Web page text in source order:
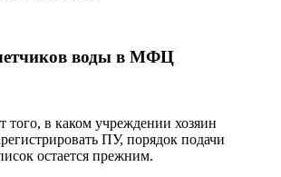
воды в МФЦ
того, в каком учреждении хозяин
ПУ, порядок подачи
остается прежним.